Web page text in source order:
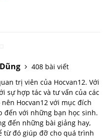
408 bài viết
trị viên của Hocvan12. Với
sự hợp tác và tư vấn của các
Hocvan12 với mục đích
đến với những bạn học sinh.
đến những bài giảng hay,
từ đó giúp đỡ cho quá trình